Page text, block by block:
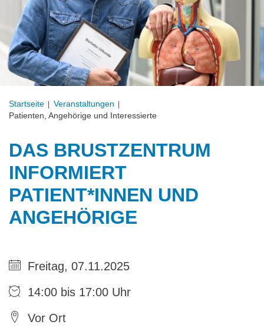
Startseite
Veranstal­tungen
Patienten, Angehörige und Interessierte
DAS BRUSTZENTRUM
INFORMIERT
PATIENT*INNEN UND
ANGEHÖRIGE
Freitag, 07.11.2025
14:00 bis 17:00 Uhr
Vor Ort